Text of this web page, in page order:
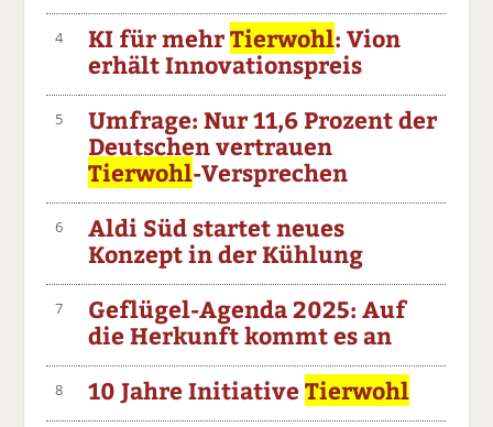
4 KI für mehrTierwohl: Vion
erhält Innovationspreis
5
Umfrage: Nur 11,6 Prozent der
Deutschen vertrauen
Tierwohl-Versprechen
6
Aldi Süd startet neues
Konzept in der Kühlung
7
Geflügel-Agenda 2025: Auf
die Herkunft kommt es an
8 10 Jahre InitiativeTierwohl